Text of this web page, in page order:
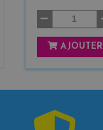
AJOUTER